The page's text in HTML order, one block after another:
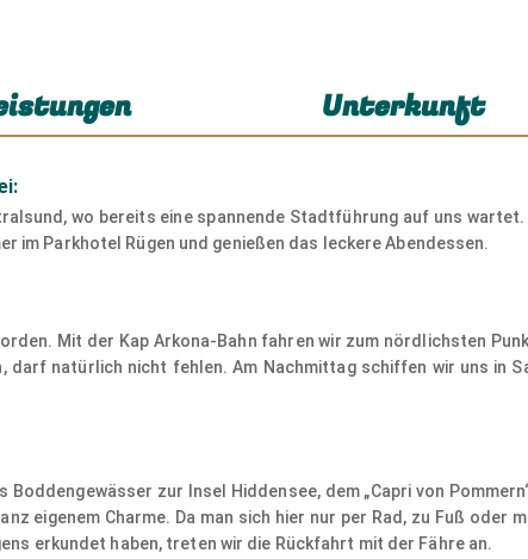
Unterkunft
wo bereits eine spannende Stadtführung auf uns
im Parkhotel Rügen und genießen das leckere Abendessen.
Mit der Kap Arkona-Bahn fahren wir zum nördlichsten
natürlich nicht fehlen. Am Nachmittag schiffen wir uns in
Boddengewässer zur Insel Hiddensee, dem „Capri von
eigenem Charme. Da man sich hier nur per Rad, zu Fuß
erkundet haben, treten wir die Rückfahrt mit der Fähre an.